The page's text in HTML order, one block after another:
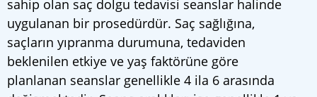
sahip olan saç dolgu tedavisi seanslar halinde
uygulanan bir prosedürdür. Saç sağlığına,
saçların yıpranma durumuna, tedaviden
beklenilen etkiye ve yaş faktörüne göre
planlanan seanslar genellikle 4 ila 6 arasında